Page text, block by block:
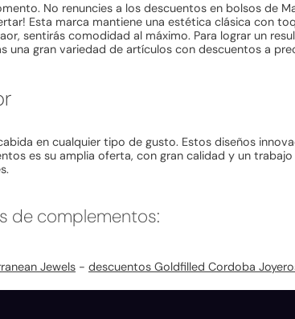
No renuncies a los descuentos en bolsos de
Esta marca mantiene una estética clásica con
sentirás comodidad al máximo. Para lograr un
una gran variedad de artículos con descuentos a
en cualquier tipo de gusto. Estos diseños
es su amplia oferta, con gran calidad y un
de complementos:
Jewels - descuentos Goldfilled Cordoba